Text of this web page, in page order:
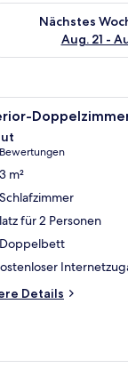
Aug. 14
Nächstes
Aug. 21 -
die
10
m²
für 2 Personen
Doppelbett
Details